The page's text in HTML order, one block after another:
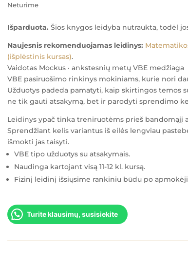
Neturime
Išparduota. Šios knygos leidyba nutraukta, todėl
Naujesnis rekomenduojamas leidinys:
(išplėstinis kursas).
Vaidotas Mockus · ankstesnių metų VBE medžiaga
VBE pasiruošimo rinkinys mokiniams, kurie nori
Užduotys padeda pamatyti, kaip skirtingos temos
ne tik gauti atsakymą, bet ir parodyti sprendimo
Leidinys ypač tinka treniruotėms prieš bandomąjį
Sprendžiant kelis variantus iš eilės lengviau
išmokti jas taisyti.
VBE tipo užduotys su atsakymais.
Naudinga kartojant visą 11-12 kl. kursą.
Fizinį leidinį išsiųsime rankiniu būdu po
Turite klausimų, susisiekite